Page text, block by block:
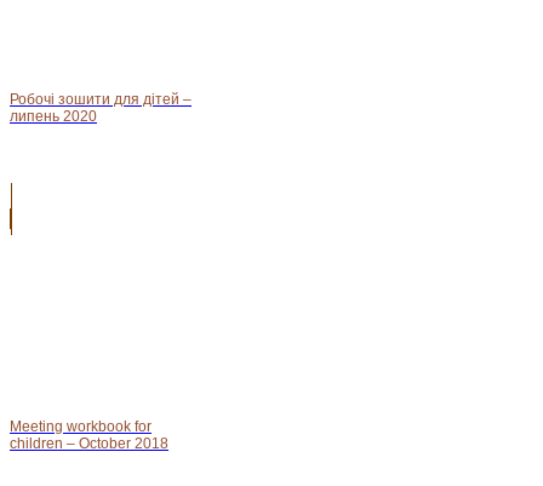
Робочі зошити для дітей –
липень 2020
Meeting workbook for
children – October 2018